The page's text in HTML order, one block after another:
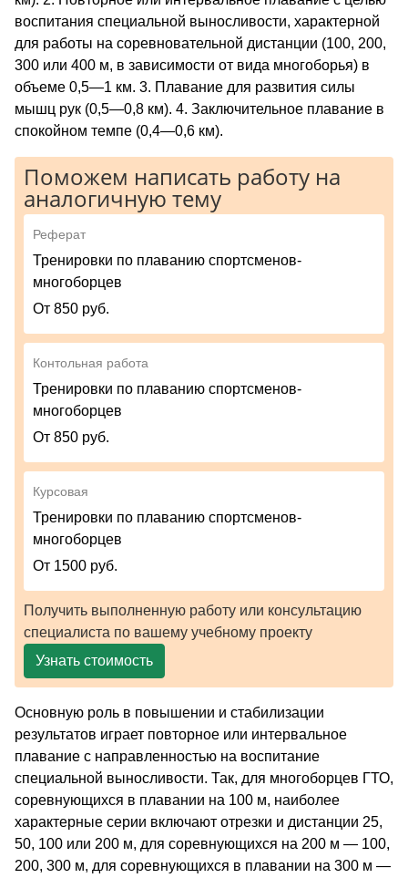
воспитания специальной выносливости, характерной
для работы на соревновательной дистанции (100, 200,
300 или 400 м, в зависимости от вида многоборья) в
объеме 0,5—1 км. 3. Плавание для развития силы
мышц рук (0,5—0,8 км). 4. Заключительное плавание в
спокойном темпе (0,4—0,6 км).
Поможем написать работу на
аналогичную тему
Реферат
Тренировки по плаванию спортсменов-
многоборцев
От 850 руб.
Контольная работа
Тренировки по плаванию спортсменов-
многоборцев
От 850 руб.
Курсовая
Тренировки по плаванию спортсменов-
многоборцев
От 1500 руб.
Получить выполненную работу или консультацию
специалиста по вашему учебному проекту
Узнать стоимость
Основную роль в повышении и стабилизации
результатов играет повторное или интервальное
плавание с направленностью на воспитание
специальной выносливости. Так, для многоборцев ГТО,
соревнующихся в плавании на 100 м, наиболее
характерные серии включают отрезки и дистанции 25,
50, 100 или 200 м, для соревнующихся на 200 м — 100,
200, 300 м, для соревнующихся в плавании на 300 м —